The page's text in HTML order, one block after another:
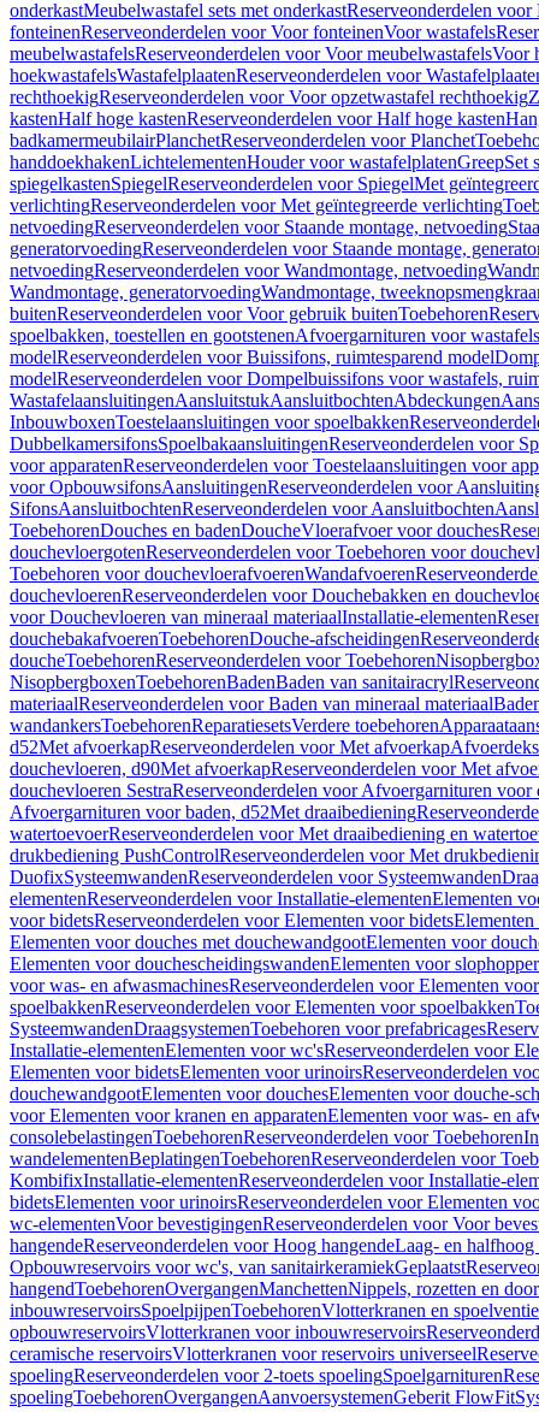
onderkastMeubelwastafel sets met onderkastReserveonderdelen voor
fonteinenReserveonderdelen voor Voor fonteinenVoor wastafels
meubelwastafelsReserveonderdelen voor Voor meubelwastafelsVoor
hoekwastafelsWastafelplaatenReserveonderdelen voor
rechthoekigReserveonderdelen voor Voor opzetwastafel rechthoekig
kastenHalf hoge kastenReserveonderdelen voor Half hoge kasten
badkamermeubilairPlanchetReserveonderdelen voor Planchet
handdoekhakenLichtelementenHouder voor wastafelplatenGreepSet
spiegelkastenSpiegelReserveonderdelen voor SpiegelMet
verlichtingReserveonderdelen voor Met geïntegreerde verlichting
netvoedingReserveonderdelen voor Staande montage, netvoeding
generatorvoedingReserveonderdelen voor Staande montage,
netvoedingReserveonderdelen voor Wandmontage, netvoeding
Wandmontage, generatorvoedingWandmontage,
buitenReserveonderdelen voor Voor gebruik buitenToebehoren
spoelbakken, toestellen en gootstenenAfvoergarnituren voor wastafels
modelReserveonderdelen voor Buissifons, ruimtesparend model
modelReserveonderdelen voor Dompelbuissifons voor wastafels,
WastafelaansluitingenAansluitstukAansluitbochtenAbdeckungen
InbouwboxenToestelaansluitingen voor spoelbakken
DubbelkamersifonsSpoelbakaansluitingenReserveonderdelen voor
voor apparatenReserveonderdelen voor Toestelaansluitingen voor
voor OpbouwsifonsAansluitingenReserveonderdelen voor
SifonsAansluitbochtenReserveonderdelen voor Aansluitbochten
ToebehorenDouches en badenDoucheVloerafvoer voor douches
douchevloergotenReserveonderdelen voor Toebehoren voor
Toebehoren voor douchevloerafvoerenWandafvoeren
douchevloerenReserveonderdelen voor Douchebakken en
voor Douchevloeren van mineraal materiaalInstallatie-elementen
douchebakafvoerenToebehorenDouche-afscheidingen
doucheToebehorenReserveonderdelen voor Toebehoren
NisopbergboxenToebehorenBadenBaden van sanitairacryl
materiaalReserveonderdelen voor Baden van mineraal materiaal
wandankersToebehorenReparatiesetsVerdere toebehoren
d52Met afvoerkapReserveonderdelen voor Met afvoerkap
douchevloeren, d90Met afvoerkapReserveonderdelen voor Met
douchevloeren SestraReserveonderdelen voor Afvoergarnituren voor
Afvoergarnituren voor baden, d52Met draaibediening
watertoevoerReserveonderdelen voor Met draaibediening en
drukbediening PushControlReserveonderdelen voor Met
DuofixSysteemwandenReserveonderdelen voor Systeemwanden
elementenReserveonderdelen voor Installatie-elementenElementen
voor bidetsReserveonderdelen voor Elementen voor bidets
Elementen voor douches met douchewandgootElementen voor
Elementen voor douchescheidingswandenElementen voor
voor was- en afwasmachinesReserveonderdelen voor Elementen
spoelbakkenReserveonderdelen voor Elementen voor spoelbakken
SysteemwandenDraagsystemenToebehoren voor prefabricages
Installatie-elementenElementen voor wc'sReserveonderdelen voor
Elementen voor bidetsElementen voor urinoirsReserveonderdelen
douchewandgootElementen voor douchesElementen voor douche-
voor Elementen voor kranen en apparatenElementen voor was- en
consolebelastingenToebehorenReserveonderdelen voor Toebehoren
wandelementenBeplatingenToebehorenReserveonderdelen voor
KombifixInstallatie-elementenReserveonderdelen voor Installatie-
bidetsElementen voor urinoirsReserveonderdelen voor Elementen
wc-elementenVoor bevestigingenReserveonderdelen voor Voor
hangendeReserveonderdelen voor Hoog hangendeLaag- en halfhoog
Opbouwreservoirs voor wc's, van sanitairkeramiekGeplaatst
hangendToebehorenOvergangenManchettenNippels, rozetten en
inbouwreservoirsSpoelpijpenToebehorenVlotterkranen en
opbouwreservoirsVlotterkranen voor inbouwreservoirs
ceramische reservoirsVlotterkranen voor reservoirs universeel
spoelingReserveonderdelen voor 2-toets spoelingSpoelgarnituren
spoelingToebehorenOvergangenAanvoersystemenGeberit FlowFit